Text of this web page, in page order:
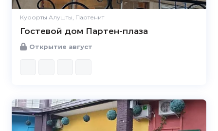
Курорты Алушты, Партенит
Гостевой дом Партен-плаза
Открытие август